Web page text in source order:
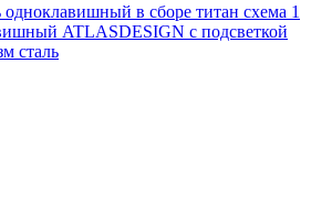
в сборе титан схема 1
ATLASDESIGN с подсветкой
сталь